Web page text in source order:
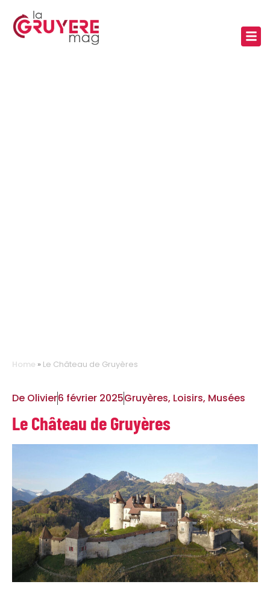
Home » Le Château de Gruyères
De Olivier6 février 2025Gruyères, Loisirs, Musées
Le Château de Gruyères